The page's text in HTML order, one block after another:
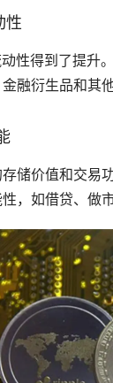
性
性得到了提升
融衍生品和其
储价值和交易
，如借贷、做